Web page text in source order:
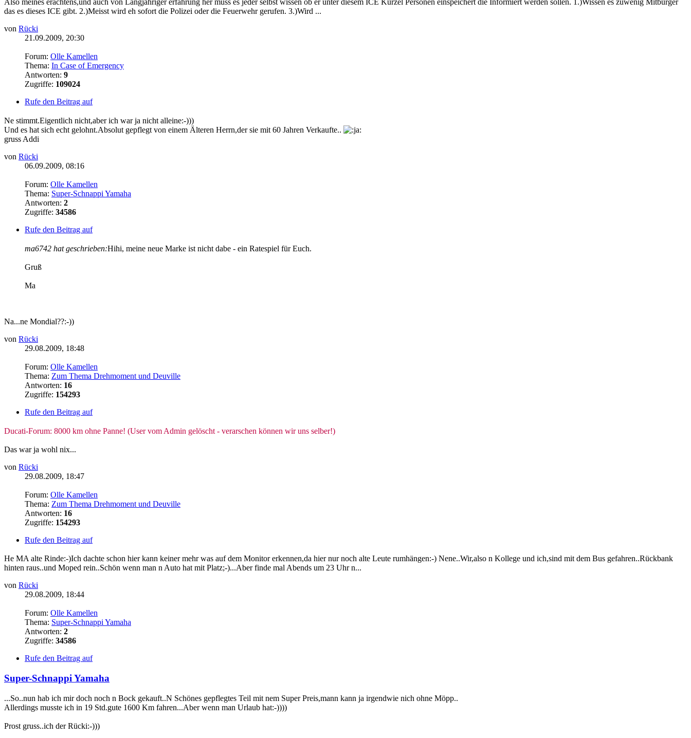
Also meines erachtens,und auch von Langjähriger erfahrung her muss es jeder selbst wissen ob er unter diesem ICE Kürzel Personen einspeichert die Informiert werden sollen. 1.)Wissen es zuwenig Mitbürger
das es dieses ICE gibt. 2.)Meisst wird eh sofort die Polizei oder die Feuerwehr gerufen. 3.)Wird ...
von Rücki
21.09.2009, 20:30
Forum: Olle Kamellen
Thema: In Case of Emergency
Antworten: 9
Zugriffe: 109024
Rufe den Beitrag auf
Ne stimmt.Eigentlich nicht,aber ich war ja nicht alleine:-)))
Und es hat sich echt gelohnt.Absolut gepflegt von einem Älteren Herrn,der sie mit 60 Jahren Verkaufte..
gruss Addi
von Rücki
06.09.2009, 08:16
Forum: Olle Kamellen
Thema: Super-Schnappi Yamaha
Antworten: 2
Zugriffe: 34586
Rufe den Beitrag auf
ma6742 hat geschrieben:Hihi, meine neue Marke ist nicht dabe - ein Ratespiel für Euch.
Gruß
Ma
Na...ne Mondial??:-))
von Rücki
29.08.2009, 18:48
Forum: Olle Kamellen
Thema: Zum Thema Drehmoment und Deuville
Antworten: 16
Zugriffe: 154293
Rufe den Beitrag auf
Ducati-Forum: 8000 km ohne Panne! (User vom Admin gelöscht - verarschen können wir uns selber!)
Das war ja wohl nix...
von Rücki
29.08.2009, 18:47
Forum: Olle Kamellen
Thema: Zum Thema Drehmoment und Deuville
Antworten: 16
Zugriffe: 154293
Rufe den Beitrag auf
He MA alte Rinde:-)Ich dachte schon hier kann keiner mehr was auf dem Monitor erkennen,da hier nur noch alte Leute rumhängen:-) Nene..Wir,also n Kollege und ich,sind mit dem Bus gefahren..Rückbank
hinten raus..und Moped rein..Schön wenn man n Auto hat mit Platz;-)...Aber finde mal Abends um 23 Uhr n...
von Rücki
29.08.2009, 18:44
Forum: Olle Kamellen
Thema: Super-Schnappi Yamaha
Antworten: 2
Zugriffe: 34586
Rufe den Beitrag auf
Super-Schnappi Yamaha
...So..nun hab ich mir doch noch n Bock gekauft..N Schönes gepflegtes Teil mit nem Super Preis,mann kann ja irgendwie nich ohne Möpp..
Allerdings musste ich in 19 Std.gute 1600 Km fahren...Aber wenn man Urlaub hat:-))))
Prost gruss..ich der Rücki:-)))